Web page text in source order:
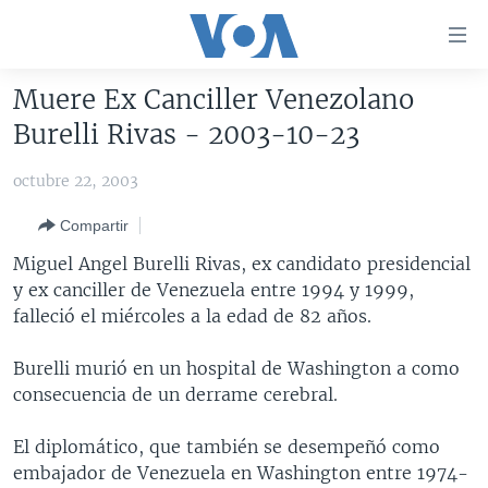
accesibilidad
contenido
Salte
navegador
principal
Salte
búsqueda
AMÉRICA DEL NORTE
MÉXICO
HAITÍ
ELECCIONES EEUU
VOTO DIVIDIDO
VOA VERIFICA
VOA VERIFICA UCRANIA/RUSIA
VOA VERIFICA INMIGRACIÓN
VOA VERIFICA AMÉRICA LATINA
AMÉRICA LATINA
ARGENTINA
BOLIVIA
CHILE
ECUADOR
CHINA EN AMÉRICA LATINA
CENTROAMÉRICA
EL SALVADOR
HONDURAS
INMIGRACIÓN
MUNDO
ESPECIALES DE LA VOA
UCRANIA
Muere Ex Canciller Venezolano
Burelli Rivas - 2003-10-23
octubre 22, 2003
Compartir
Miguel Angel Burelli Rivas, ex candidato presidencial
y ex canciller de Venezuela entre 1994 y 1999,
falleció el miércoles a la edad de 82 años.
Burelli murió en un hospital de Washington a como
consecuencia de un derrame cerebral.
El diplomático, que también se desempeñó como
embajador de Venezuela en Washington entre 1974-